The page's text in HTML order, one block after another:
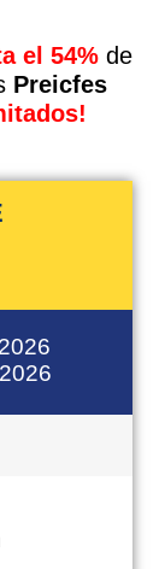
el 54%de
Preicfes